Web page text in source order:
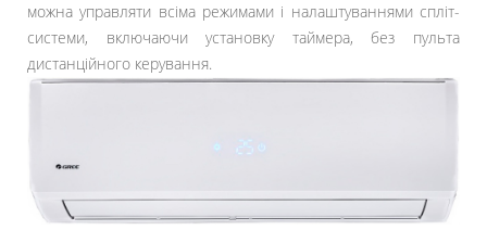
можна управляти всіма режимами і налаштуваннями спліт-
системи, включаючи установку таймера, без пульта
дистанційного керування.